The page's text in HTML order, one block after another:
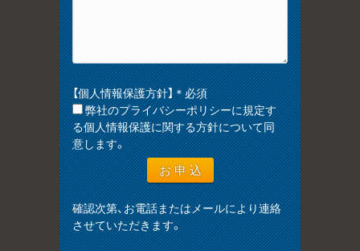
【個人情報保護方針】＊必須
弊社のプライバシーポリシーに規定す
る個人情報保護に関する方針について同
意します。
確認次第、お電話またはメールにより連絡
させていただきます。